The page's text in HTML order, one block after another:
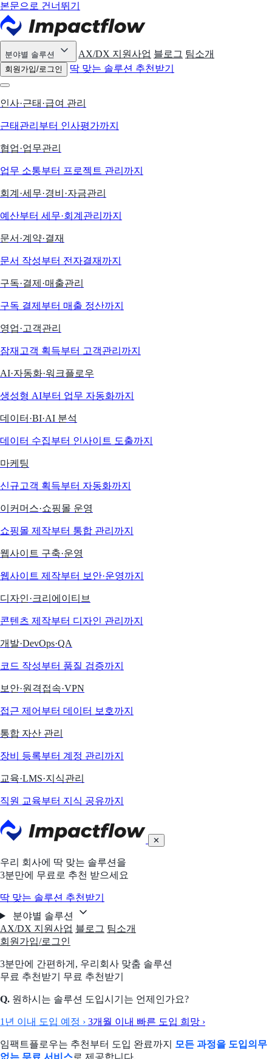
본문으로 건너뛰기
분야별 솔루션 AX/DX 지원사업 블로그 팀소개
회원가입/로그인 딱 맞는 솔루션 추천받기
인사·근태·급여 관리
근태관리부터 인사평가까지
협업·업무관리
업무 소통부터 프로젝트 관리까지
회계·세무·경비·자금관리
예산부터 세무·회계관리까지
문서·계약·결재
문서 작성부터 전자결재까지
구독·결제·매출관리
구독 결제부터 매출 정산까지
영업·고객관리
잠재고객 획득부터 고객관리까지
AI·자동화·워크플로우
생성형 AI부터 업무 자동화까지
데이터·BI·AI 분석
데이터 수집부터 인사이트 도출까지
마케팅
신규고객 획득부터 자동화까지
이커머스·쇼핑몰 운영
쇼핑몰 제작부터 통합 관리까지
웹사이트 구축·운영
웹사이트 제작부터 보안·운영까지
디자인·크리에이티브
콘텐츠 제작부터 디자인 관리까지
개발·DevOps·QA
코드 작성부터 품질 검증까지
보안·원격접속·VPN
접근 제어부터 데이터 보호까지
통합 자산 관리
장비 등록부터 계정 관리까지
교육·LMS·지식관리
직원 교육부터 지식 공유까지
✕
우리 회사에 딱 맞는 솔루션을
3분만에 무료로 추천 받으세요
딱 맞는 솔루션 추천받기
분야별 솔루션
AX/DX 지원사업 블로그 팀소개
회원가입/로그인
3분만에 간편하게, 우리회사 맞춤 솔루션
무료 추천받기
무료 추천받기
Q. 원하시는 솔루션 도입시기는 언제인가요?
1년 이내 도입 예정 › 3개월 이내 빠른 도입 희망 ›
임팩트플로우는 추천부터 도입 완료까지 모든 과정을 도입의무
없는 무료 서비스로 제공합니다.